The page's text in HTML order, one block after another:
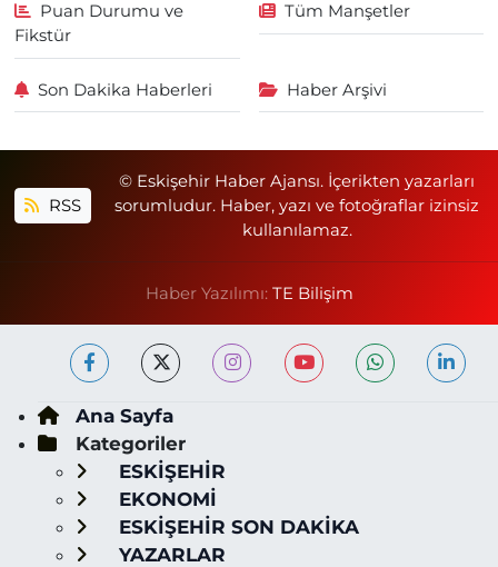
Puan Durumu ve
Fikstür
Tüm Manşetler
Son Dakika Haberleri Haber Arşivi
RSS
© Eskişehir Haber Ajansı. İçerikten yazarları
sorumludur. Haber, yazı ve fotoğraflar izinsiz
kullanılamaz.
Haber Yazılımı: TE Bilişim
Ana Sayfa
Kategoriler
ESKİŞEHİR
EKONOMİ
ESKİŞEHİR SON DAKİKA
YAZARLAR